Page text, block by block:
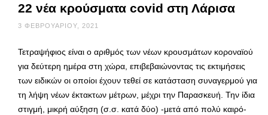
22 νέα κρούσματα covid στη Λάρισα
3 ΦΕΒΡΟΥΑΡΊΟΥ, 2021
Τετραψήφιος είναι ο αριθμός των νέων κρουσμάτων κοροναϊού
για δεύτερη ημέρα στη χώρα, επιβεβαιώνοντας τις εκτιμήσεις
των ειδικών οι οποίοι έχουν τεθεί σε κατάσταση συναγερμού για
τη λήψη νέων έκτακτων μέτρων, μέχρι την Παρασκευή. Την ίδια
στιγμή, μικρή αύξηση (σ.σ. κατά δύο) -μετά από πολύ καιρό-